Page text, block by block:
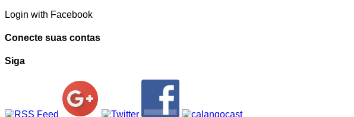
Login with Facebook
Conecte suas contas
Siga